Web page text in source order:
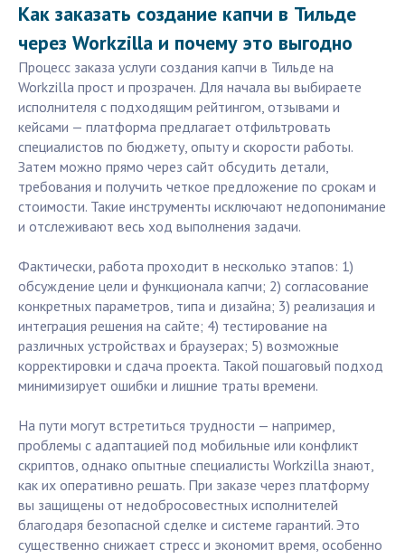
Как заказать создание капчи в Тильде
через Workzilla и почему это выгодно
Процесс заказа услуги создания капчи в Тильде на
Workzilla прост и прозрачен. Для начала вы выбираете
исполнителя с подходящим рейтингом, отзывами и
кейсами — платформа предлагает отфильтровать
специалистов по бюджету, опыту и скорости работы.
Затем можно прямо через сайт обсудить детали,
требования и получить четкое предложение по срокам и
стоимости. Такие инструменты исключают недопонимание
и отслеживают весь ход выполнения задачи.
Фактически, работа проходит в несколько этапов: 1)
обсуждение цели и функционала капчи; 2) согласование
конкретных параметров, типа и дизайна; 3) реализация и
интеграция решения на сайте; 4) тестирование на
различных устройствах и браузерах; 5) возможные
корректировки и сдача проекта. Такой пошаговый подход
минимизирует ошибки и лишние траты времени.
На пути могут встретиться трудности — например,
проблемы с адаптацией под мобильные или конфликт
скриптов, однако опытные специалисты Workzilla знают,
как их оперативно решать. При заказе через платформу
вы защищены от недобросовестных исполнителей
благодаря безопасной сделке и системе гарантий. Это
существенно снижает стресс и экономит время, особенно